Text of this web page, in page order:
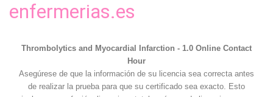
enfermerias.es
Thrombolytics and Myocardial Infarction - 1.0 Online Contact
Hour
Asegúrese de que la información de su licencia sea correcta antes
de realizar la prueba para que su certificado sea exacto. Esto